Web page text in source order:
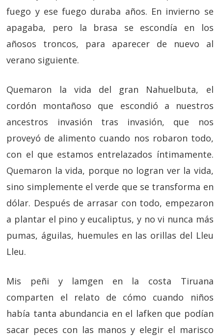
fuego y ese fuego duraba años. En invierno se
apagaba, pero la brasa se escondía en los
añosos troncos, para aparecer de nuevo al
verano siguiente.
Quemaron la vida del gran Nahuelbuta, el
cordón montañoso que escondió a nuestros
ancestros invasión tras invasión, que nos
proveyó de alimento cuando nos robaron todo,
con el que estamos entrelazados íntimamente.
Quemaron la vida, porque no logran ver la vida,
sino simplemente el verde que se transforma en
dólar. Después de arrasar con todo, empezaron
a plantar el pino y eucaliptus, y no vi nunca más
pumas, águilas, huemules en las orillas del Lleu
Lleu.
Mis peñi y lamgen en la costa Tiruana
comparten el relato de cómo cuando niños
había tanta abundancia en el lafken que podían
sacar peces con las manos y elegir el marisco